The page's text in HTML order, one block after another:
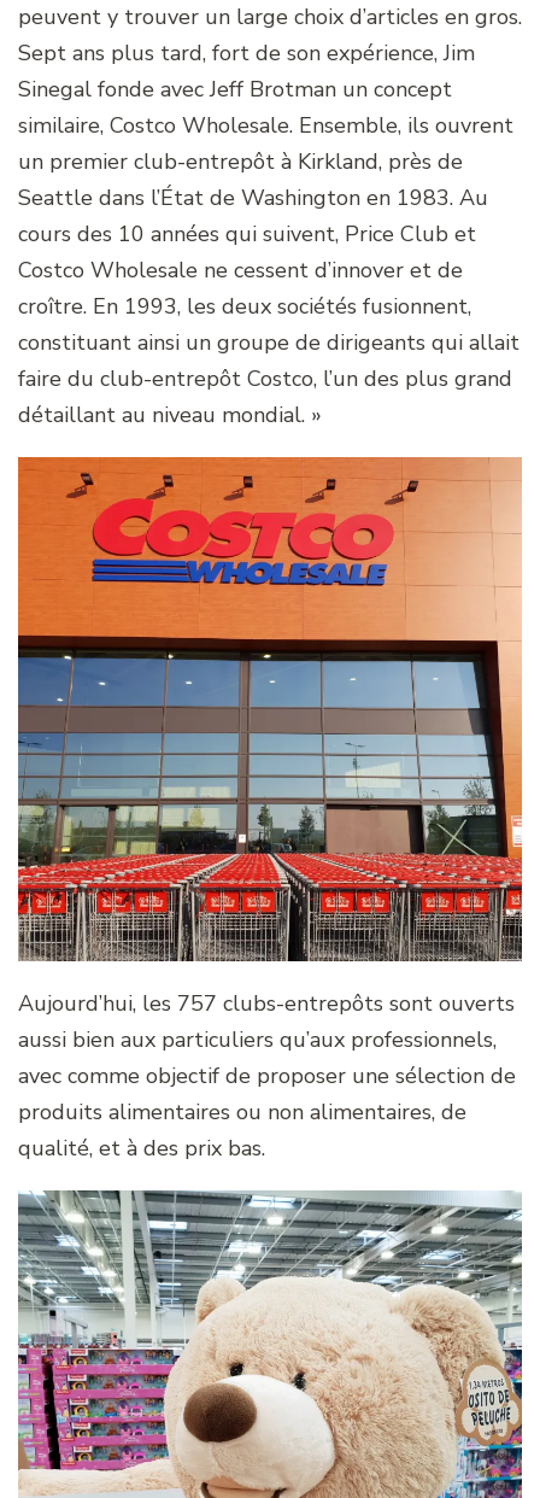
peuvent y trouver un large choix d’articles en gros.
Sept ans plus tard, fort de son expérience, Jim
Sinegal fonde avec Jeff Brotman un concept
similaire, Costco Wholesale. Ensemble, ils ouvrent
un premier club-entrepôt à Kirkland, près de
Seattle dans l’État de Washington en 1983. Au
cours des 10 années qui suivent, Price Club et
Costco Wholesale ne cessent d’innover et de
croître. En 1993, les deux sociétés fusionnent,
constituant ainsi un groupe de dirigeants qui allait
faire du club-entrepôt Costco, l’un des plus grand
détaillant au niveau mondial. »
Aujourd’hui, les 757 clubs-entrepôts sont ouverts
aussi bien aux particuliers qu’aux professionnels,
avec comme objectif de proposer une sélection de
produits alimentaires ou non alimentaires, de
qualité, et à des prix bas.